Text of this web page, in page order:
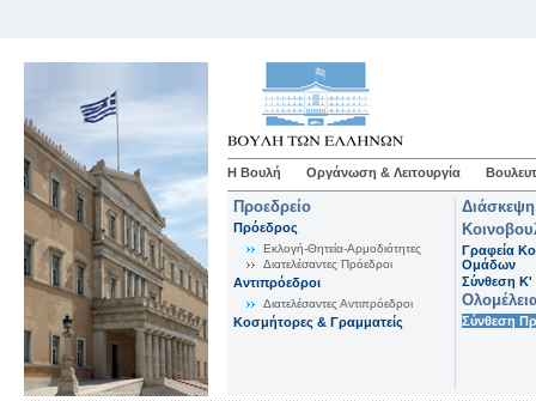
Η Βουλή Οργάνωση & Λειτουργία
Προεδρείο
Πρόεδρος
Εκλογή-Θητεία-Αρμοδιότητες
Διατελέσαντες Πρόεδροι
Αντιπρόεδροι
Διατελέσαντες Αντιπρόεδροι
Κοσμήτορες & Γραμματείς
Γραφεία
Ομάδων
Σύνθεση K'
Σύνθεση